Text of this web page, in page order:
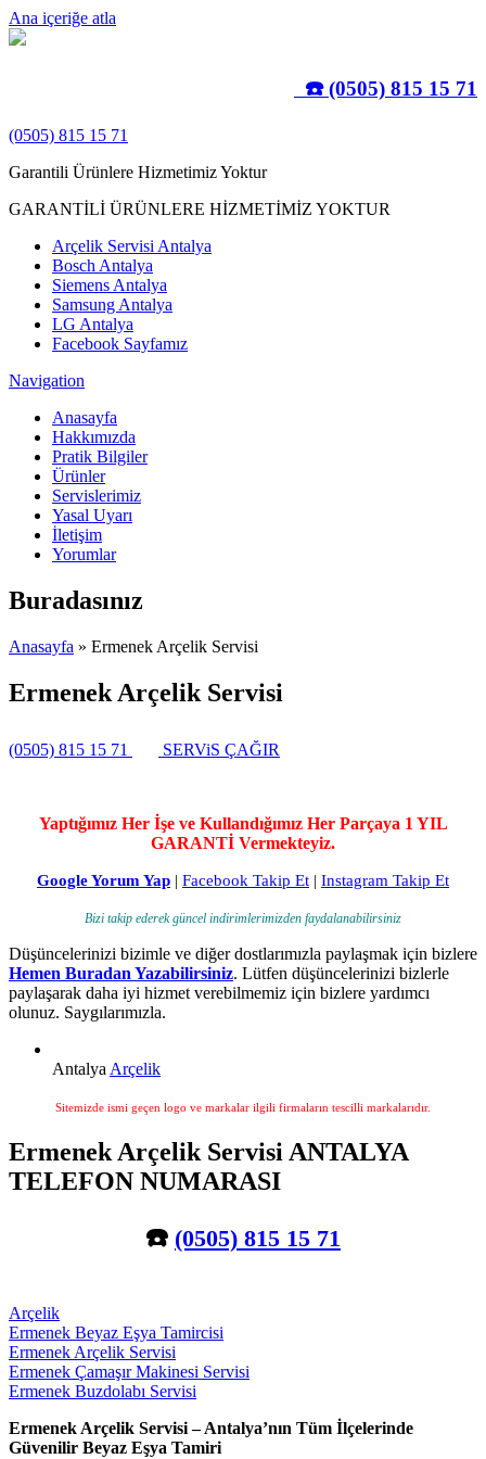
Ana içeriğe atla
☎️ (0505) 815 15 71
(0505) 815 15 71
Garantili Ürünlere Hizmetimiz Yoktur
GARANTİLİ ÜRÜNLERE HİZMETİMİZ YOKTUR
Arçelik Servisi Antalya
Bosch Antalya
Siemens Antalya
Samsung Antalya
LG Antalya
Facebook Sayfamız
Navigation
Anasayfa
Hakkımızda
Pratik Bilgiler
Ürünler
Servislerimiz
Yasal Uyarı
İletişim
Yorumlar
Buradasınız
Anasayfa » Ermenek Arçelik Servisi
Ermenek Arçelik Servisi
(0505) 815 15 71 SERViS ÇAĞIR
Yaptığımız Her İşe ve Kullandığımız Her Parçaya 1 YIL
GARANTİ Vermekteyiz.
Google Yorum Yap | Facebook Takip Et | Instagram Takip Et
Bizi takip ederek güncel indirimlerimizden faydalanabilirsiniz
Düşüncelerinizi bizimle ve diğer dostlarımızla paylaşmak için bizlere
Hemen Buradan Yazabilirsiniz. Lütfen düşüncelerinizi bizlerle
paylaşarak daha iyi hizmet verebilmemiz için bizlere yardımcı
olunuz. Saygılarımızla.
Antalya Arçelik
Sitemizde ismi geçen logo ve markalar ilgili firmaların tescilli markalarıdır.
Ermenek Arçelik Servisi ANTALYA
TELEFON NUMARASI
☎️ (0505) 815 15 71
Arçelik
Ermenek Beyaz Eşya Tamircisi
Ermenek Arçelik Servisi
Ermenek Çamaşır Makinesi Servisi
Ermenek Buzdolabı Servisi
Ermenek Arçelik Servisi – Antalya’nın Tüm İlçelerinde
Güvenilir Beyaz Eşya Tamiri